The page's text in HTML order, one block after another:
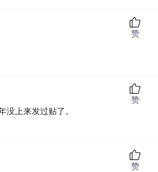
赞
没上来发过贴了。
赞
赞